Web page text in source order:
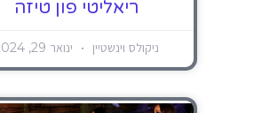
ריאליטי פון טיזה
ניקולס וינשטיין ינואר 29, 2024